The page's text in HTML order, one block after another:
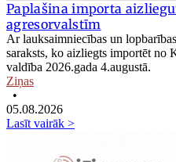
Paplašina importa
agresorvalstīm
Ar lauksaimniecības un
saraksts, ko aizliegts importēt no
valdība 2026.gada 4.augustā.
Ziņas
•
05.08.2026
Lasīt vairāk >